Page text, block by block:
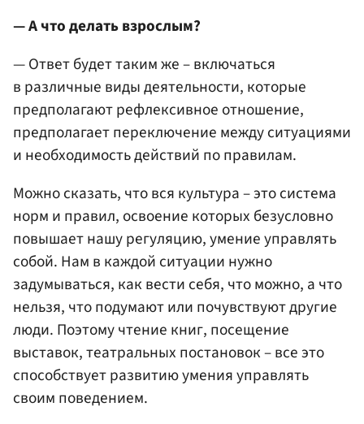
— А что делать взрослым?
— Ответ будет таким же – включаться
в различные виды деятельности, которые
предполагают рефлексивное отношение,
предполагает переключение между ситуациями
и необходимость действий по правилам.
Можно сказать, что вся культура – это система
норм и правил, освоение которых безусловно
повышает нашу регуляцию, умение управлять
собой. Нам в каждой ситуации нужно
задумываться, как вести себя, что можно, а что
нельзя, что подумают или почувствуют другие
люди. Поэтому чтение книг, посещение
выставок, театральных постановок – все это
способствует развитию умения управлять
своим поведением.